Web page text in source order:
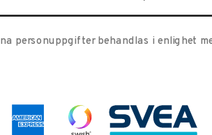
personuppgifter behandlas i enlighet